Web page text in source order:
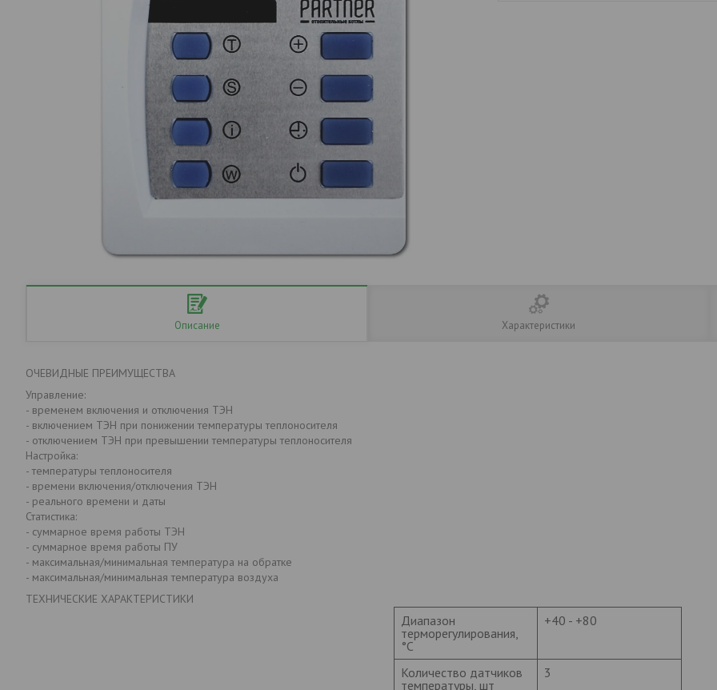
Описание Характеристики
ОЧЕВИДНЫЕ ПРЕИМУЩЕСТВА
Управление:
- временем включения и отключения ТЭН
- включением ТЭН при понижении температуры теплоносителя
- отключением ТЭН при превышении температуры теплоносителя
Настройка:
- температуры теплоносителя
- времени включения/отключения ТЭН
- реального времени и даты
Статистика:
- суммарное время работы ТЭН
- суммарное время работы ПУ
- максимальная/минимальная температура на обратке
- максимальная/минимальная температура воздуха
ТЕХНИЧЕСКИЕ ХАРАКТЕРИСТИКИ
Диапазон
терморегулирования,
°С
+40 - +80
Количество датчиков
температуры, шт
3